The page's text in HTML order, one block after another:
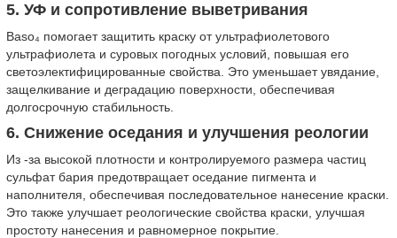
5. УФ и сопротивление выветривания
Baso₄ помогает защитить краску от ультрафиолетового
ультрафиолета и суровых погодных условий, повышая его
светоэлектифицированные свойства. Это уменьшает увядание,
защелкивание и деградацию поверхности, обеспечивая
долгосрочную стабильность.
6. Снижение оседания и улучшения реологии
Из -за высокой плотности и контролируемого размера частиц
сульфат бария предотвращает оседание пигмента и
наполнителя, обеспечивая последовательное нанесение краски.
Это также улучшает реологические свойства краски, улучшая
простоту нанесения и равномерное покрытие.